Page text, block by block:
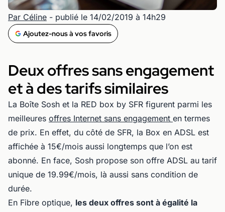
Par Céline - publié le 14/02/2019 à 14h29
Ajoutez-nous à vos favoris
Deux offres sans engagement
et à des tarifs similaires
La Boîte Sosh et la RED box by SFR figurent parmi les
meilleures offres Internet sans engagement en termes
de prix. En effet, du côté de SFR, la Box en ADSL est
affichée à 15€/mois aussi longtemps que l’on est
abonné. En face, Sosh propose son offre ADSL au tarif
unique de 19.99€/mois, là aussi sans condition de
durée.
En Fibre optique, les deux offres sont à égalité la